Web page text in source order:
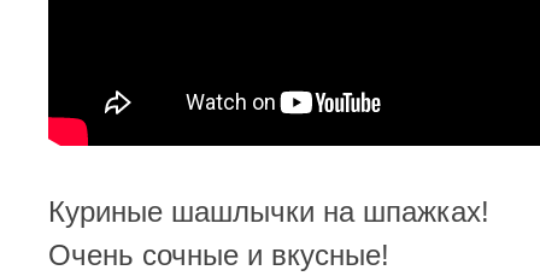
Куриные шашлычки на шпажках!
Очень сочные и вкусные!